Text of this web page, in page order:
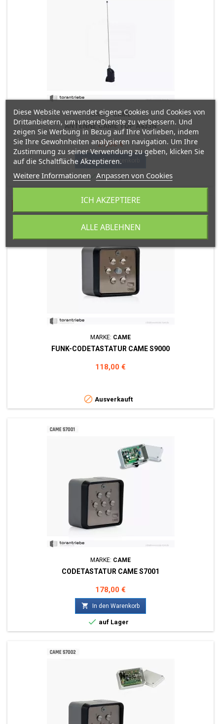
MARKE:CAME
ANTENNE CAME TOP A433N
Preis
27,00 €
 In den Warenkorb
auf Lager
MARKE: CAME
FUNK-CODETASTATUR CAME S9000
Preis
118,00 €
 Ausverkauft
MARKE: CAME
CODETASTATUR CAME S7001
Preis
178,00 €
 In den Warenkorb
 auf Lager
Diese Website verwendet eigene Cookies und Cookies von
Drittanbietern, um unsereDienste zu verbessern. Und
zeigen Sie Werbung in Bezug auf Ihre Vorlieben, indem
Sie Ihre Gewohnheiten analysieren navigation. Um Ihre
Zustimmung zu seiner Verwendung zu geben, klicken Sie
auf die Schaltfläche Akzeptieren.
Weitere Informationen Anpassen von Cookies
ALLE ABLEHNEN
ICH AKZEPTIERE